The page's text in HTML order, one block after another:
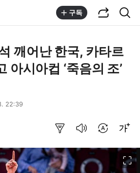
구독
깨어난 한국, 카타르
시아컵 ‘죽음의 조’
22:39